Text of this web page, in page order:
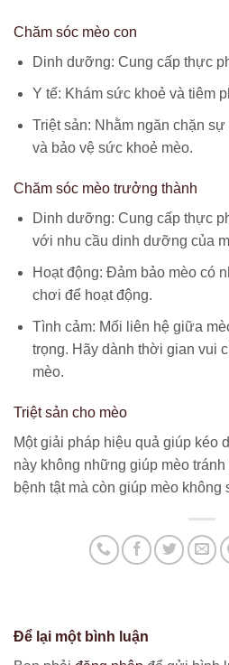
Chăm sóc mèo con
Dinh dưỡng: Cung cấp thực
Y tế: Khám sức khoẻ và tiêm
Triệt sản: Nhằm ngăn chặn
và bảo vệ sức khoẻ mèo.
Chăm sóc mèo trưởng thành
Dinh dưỡng: Cung cấp thực
với nhu cầu dinh dưỡng của
Hoạt động: Đảm bảo mèo có
chơi để hoạt động.
Tình cảm: Mối liên hệ giữa
trọng. Hãy dành thời gian vui
mèo.
Triệt sản cho mèo
Một giải pháp hiệu quả giúp kéo
này không những giúp mèo
bệnh tật mà còn giúp mèo không
Để lại một bình luận